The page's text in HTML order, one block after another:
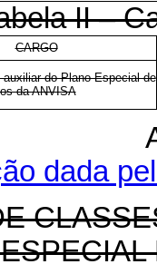
II –
CARGO
do Plano Especial de
da ANVISA
dada